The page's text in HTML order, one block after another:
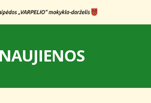
NAUJIENOS